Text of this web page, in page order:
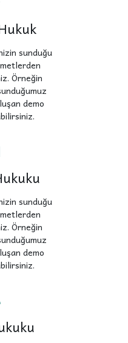
sunduğu
Örneğin
demo
sunduğu
Örneğin
demo